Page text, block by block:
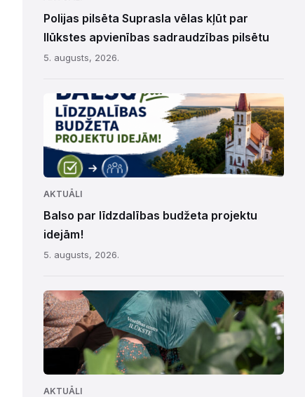
Polijas pilsēta Suprasla vēlas kļūt par
Ilūkstes apvienības sadraudzības pilsētu
5. augusts, 2026.
AKTUĀLI
Balso par līdzdalības budžeta projektu
idejām!
5. augusts, 2026.
AKTUĀLI